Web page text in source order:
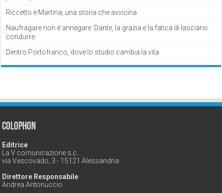
Riccetto e Martina, una storia che avvicina
Naufragare non è annegare: Dante, la grazia e la fatica di lasciarsi
condurre
Dentro Portofranco, dove lo studio cambia la vita
Colophon
Editrice
La V comunicazione s.c.
via Vescovado, 3 - 15121 Alessandria
Direttore Responsabile
Andrea Antonuccio